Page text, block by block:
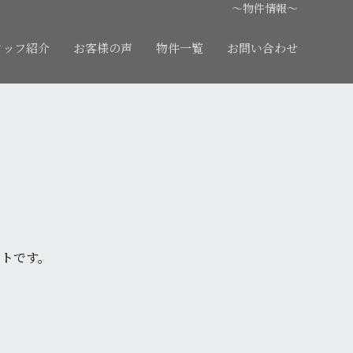
～物件情報～
ッフ紹介 お客様の声 物件一覧 お問い合わせ
です。